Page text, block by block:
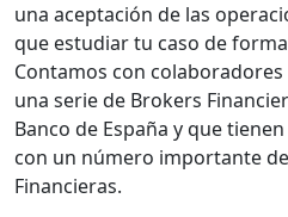
una aceptación de las
que estudiar tu caso de
Contamos con
una serie de Brokers
Banco de España y que
con un número importante
Financieras.